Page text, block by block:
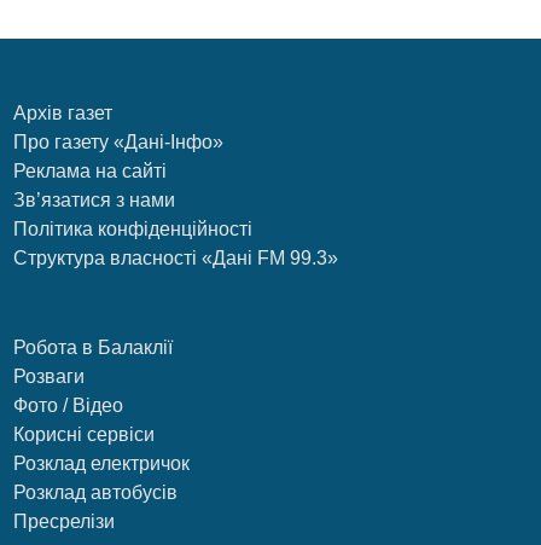
Архів газет
Про газету «Дані-Інфо»
Реклама на сайті
Зв’язатися з нами
Політика конфіденційності
Структура власності «Дані FM 99.3»
Робота в Балаклії
Розваги
Фото / Відео
Корисні сервіси
Розклад електричок
Розклад автобусів
Пресрелізи